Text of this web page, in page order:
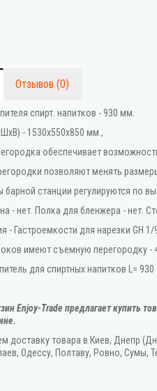
Отзывов (0)
спирт. напитков - 930 мм.
- 1530х550х850 мм.,
обеспечивает
позволяют менять
станции регулируются по
- нет. Полка для бленжера - нет.
- Гастроемкости для нарезки GH
имеют съемную перегородку -
для спиртных напитков L= 930
Enjoy-Trade предлагает купить
доставку товара в Киев, Днепр
Одессу, Полтаву, Ровно, Сумы,